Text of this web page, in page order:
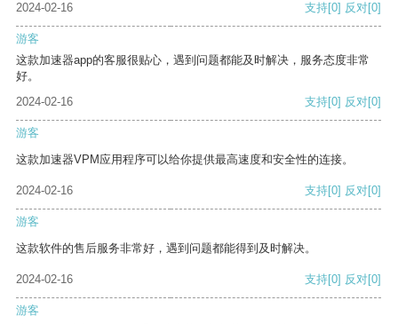
2024-02-16
支持[0] 反对[0]
游客
这款加速器app的客服很贴心，遇到问题都能及时解决，服务态度非常
好。
2024-02-16
支持[0] 反对[0]
游客
这款加速器VPM应用程序可以给你提供最高速度和安全性的连接。
2024-02-16 支持[0] 反对[0]
游客
这款软件的售后服务非常好，遇到问题都能得到及时解决。
2024-02-16 支持[0] 反对[0]
游客